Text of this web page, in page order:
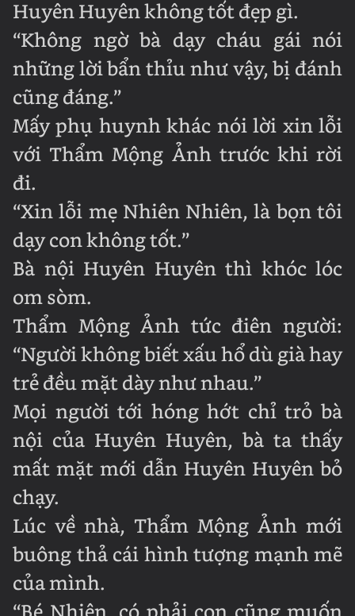
Huyên Huyên không tốt đẹp gì.
“Không ngờ bà dạy cháu gái nói
những lời bẩn thỉu như vậy, bị đánh
cũng đáng.”
Mấy phụ huynh khác nói lời xin lỗi
với Thẩm Mộng Ảnh trước khi rời
đi.
“Xin lỗi mẹ Nhiên Nhiên, là bọn tôi
dạy con không tốt.”
Bà nội Huyên Huyên thì khóc lóc
om sòm.
Thẩm Mộng Ảnh tức điên người:
“Người không biết xấu hổ dù già hay
trẻ đều mặt dày như nhau.”
Mọi người tới hóng hớt chỉ trỏ bà
nội của Huyên Huyên, bà ta thấy
mất mặt mới dẫn Huyên Huyên bỏ
chạy.
Lúc về nhà, Thẩm Mộng Ảnh mới
buông thả cái hình tượng mạnh mẽ
của mình.